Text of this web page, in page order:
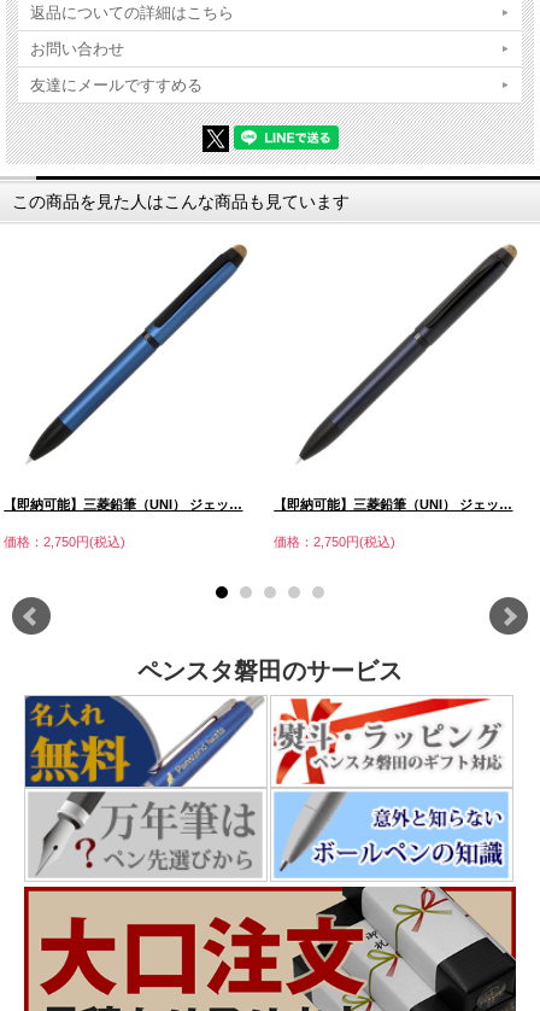
返品についての詳細はこちら
お問い合わせ
友達にメールですすめる
この商品を見た人はこんな商品も見ています
【即納可能】三菱鉛筆（UNI） ジェッ…
価格：2,750円(税込)
【即納可能】三菱鉛筆（UNI） ジェッ…
価格：2,750円(税込)
ペンスタ磐田のサービス